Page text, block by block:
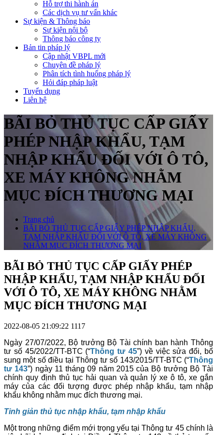
Hỗ trợ thi hành án
Các dịch vụ tư vấn khác
Sự kiện & Thông báo
Sự kiện nội bộ
Thông báo công ty
Bản tin pháp lý
Cập nhật VBPL mới
Chuyên đề pháp lý
Phân tích tình huống pháp lý
Hỏi đáp pháp luật
Tuyển dụng
Liên hệ
BÃI BỎ THỦ TỤC CẤP GIẤY
PHÉP NHẬP KHẨU, TẠM
NHẬP KHẨU ĐỐI VỚI Ô TÔ,
XE MÁY KHÔNG NHẰM
MỤC ĐÍCH THƯƠNG MẠI
Trang chủ
BÃI BỎ THỦ TỤC CẤP GIẤY PHÉP NHẬP KHẨU,
TẠM NHẬP KHẨU ĐỐI VỚI Ô TÔ, XE MÁY KHÔNG
NHẰM MỤC ĐÍCH THƯƠNG MẠI
BÃI BỎ THỦ TỤC CẤP GIẤY PHÉP
NHẬP KHẨU, TẠM NHẬP KHẨU ĐỐI
VỚI Ô TÔ, XE MÁY KHÔNG NHẰM
MỤC ĐÍCH THƯƠNG MẠI
2022-08-05 21:09:22 1117
Ngày 27/07/2022, Bộ trưởng Bộ Tài chính ban hành Thông
tư số 45/2022/TT-BTC (“Thông tư 45”) về việc sửa đổi, bổ
sung một số điều tại Thông tư số 143/2015/TT-BTC (“Thông
tư 143”) ngày 11 tháng 09 năm 2015 của Bộ trưởng Bộ Tài
chính quy định thủ tục hải quan và quản lý xe ô tô, xe gắn
máy của các đối tượng được phép nhập khẩu, tạm nhập
khẩu không nhằm mục đích thương mại.
Tinh giản thủ tục nhập khẩu, tạm nhập khẩu
Một trong những điểm mới trọng yếu tại Thông tư 45 chính là